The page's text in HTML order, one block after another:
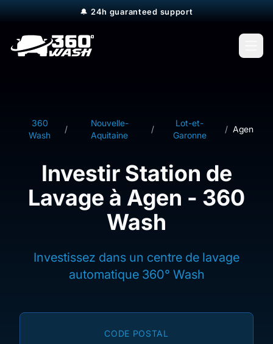
🔔 24h guaranteed support
360
Wash
/
Nouvelle-
Aquitaine
/
Lot-et-
Garonne
/ Agen
Investir Station de
Lavage à Agen - 360
Wash
Investissez dans un centre de lavage
automatique 360° Wash
CODE POSTAL